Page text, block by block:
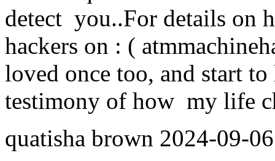
detect you..For details on
hackers on : (
loved once too, and start
testimony of how my life
quatisha brown 2024-09-06